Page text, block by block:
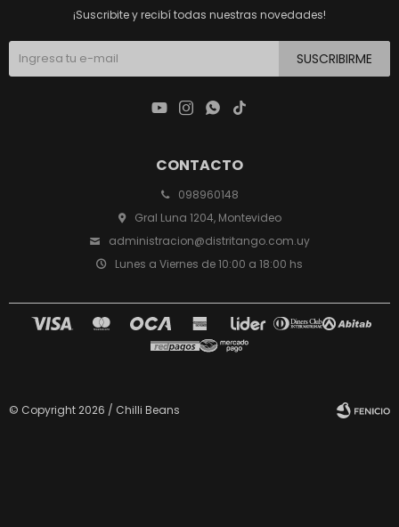
CONTACTO
098960148
Gral Luna 1204, Montevideo
administracion@distritango.com.uy
Lunes a Viernes de 10:00 a 18:00 hs
¡Suscribite y recibí todas nuestras novedades!
SUSCRIBIRME
   
© Copyright 2026 / Chilli Beans